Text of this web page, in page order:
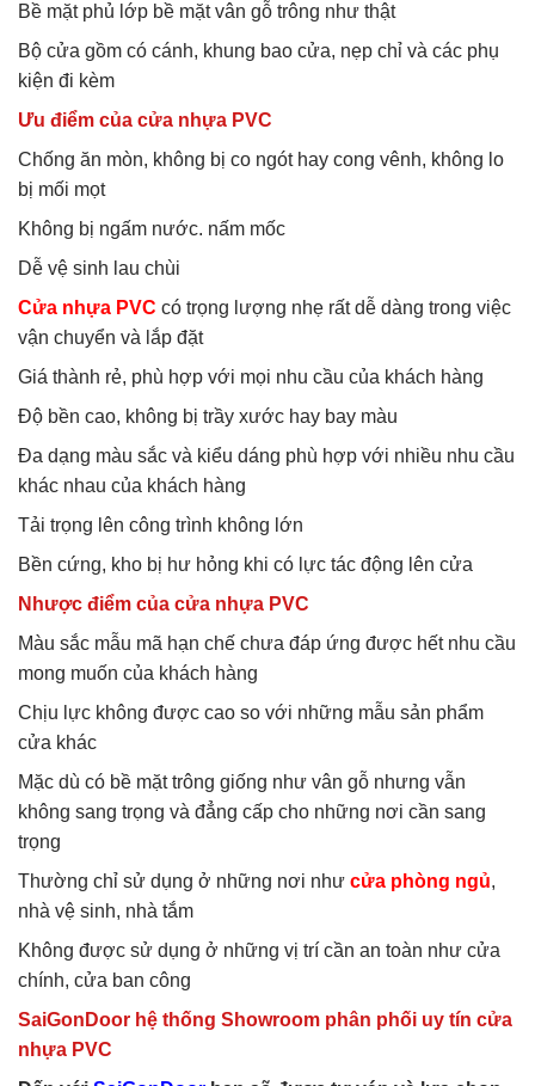
Bề mặt phủ lớp bề mặt vân gỗ trông như thật
Bộ cửa gồm có cánh, khung bao cửa, nẹp chỉ và các phụ
kiện đi kèm
Ưu điểm của cửa nhựa PVC
Chống ăn mòn, không bị co ngót hay cong vênh, không lo
bị mối mọt
Không bị ngấm nước. nấm mốc
Dễ vệ sinh lau chùi
Cửa nhựa PVC có trọng lượng nhẹ rất dễ dàng trong việc
vận chuyển và lắp đặt
Giá thành rẻ, phù hợp với mọi nhu cầu của khách hàng
Độ bền cao, không bị trầy xước hay bay màu
Đa dạng màu sắc và kiểu dáng phù hợp với nhiều nhu cầu
khác nhau của khách hàng
Tải trọng lên công trình không lớn
Bền cứng, kho bị hư hỏng khi có lực tác động lên cửa
Nhược điểm của cửa nhựa PVC
Màu sắc mẫu mã hạn chế chưa đáp ứng được hết nhu cầu
mong muốn của khách hàng
Chịu lực không được cao so với những mẫu sản phẩm
cửa khác
Mặc dù có bề mặt trông giống như vân gỗ nhưng vẫn
không sang trọng và đẳng cấp cho những nơi cần sang
trọng
Thường chỉ sử dụng ở những nơi như cửa phòng ngủ,
nhà vệ sinh, nhà tắm
Không được sử dụng ở những vị trí cần an toàn như cửa
chính, cửa ban công
SaiGonDoor hệ thống Showroom phân phối uy tín cửa
nhựa PVC